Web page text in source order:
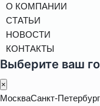
О КОМПАНИИ
СТАТЬИ
НОВОСТИ
КОНТАКТЫ
Выберите ваш
×
МоскваСанкт-Петербург